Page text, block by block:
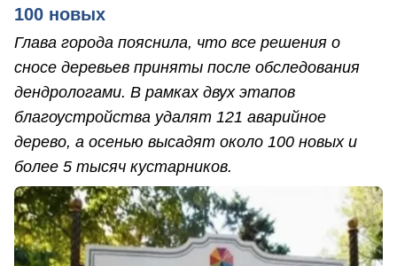
100 новых
Глава города пояснила, что все решения о
сносе деревьев приняты после обследования
дендрологами. В рамках двух этапов
благоустройства удалят 121 аварийное
дерево, а осенью высадят около 100 новых и
более 5 тысяч кустарников.